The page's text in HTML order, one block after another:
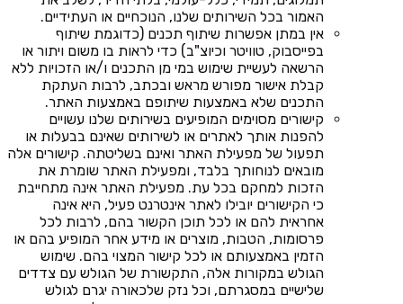
האמור בכל השירותים שלנו, הנוכחיים או העתידיים.
אין במתן אפשרות שיתוף תכנים (כדוגמת שיתוף
בפייסבוק, טוויטר וכיוצ"ב) כדי לראות בו משום ויתור או
הרשאה לעשיית שימוש במי מן התכנים ו/או הזכויות ללא
קבלת אישור מפורש מראש ובכתב, לרבות העתקת
התכנים שלא באמצעות שיתופם באמצעות האתר.
קישורים מסוימים המופיעים בשירותים שלנו עשויים
להפנות אותך לאתרים או לשירותים שאינם בבעלות או
תפעול של מפעילת האתר ואינם בשליטתה. קישורים אלה
מובאים לנוחותך בלבד, ומפעילת האתר שומרת את
הזכות למחקם בכל עת. מפעילת האתר אינה מתחייבת
כי הקישורים יובילו לאתר אינטרנט פעיל, היא אינה
אחראית להם או לכל תוכן הקשור בהם, לרבות לכל
פרסומות, הטבות, מוצרים או מידע אחר המופיע בהם או
הזמין באמצעותם או לכל קישור המצוי בהם. שימוש
הגולש במקורות אלה, התקשורת של הגולש עם צדדים
שלישיים במסגרתם, וכל נזק שלכאורה יגרם לגולש